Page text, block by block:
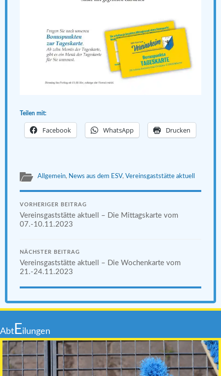
Teilen mit:
Facebook WhatsApp Drucken
Allgemein, News aus dem ESV, Vereinsgaststätte aktuell
VORHERIGER BEITRAG
Vereinsgaststätte aktuell – Die Mittagskarte vom
07.-10.11.2023
NÄCHSTER BEITRAG
Vereinsgaststätte aktuell – Die Wochenkarte vom
21.-24.11.2023
Abt Eilungen